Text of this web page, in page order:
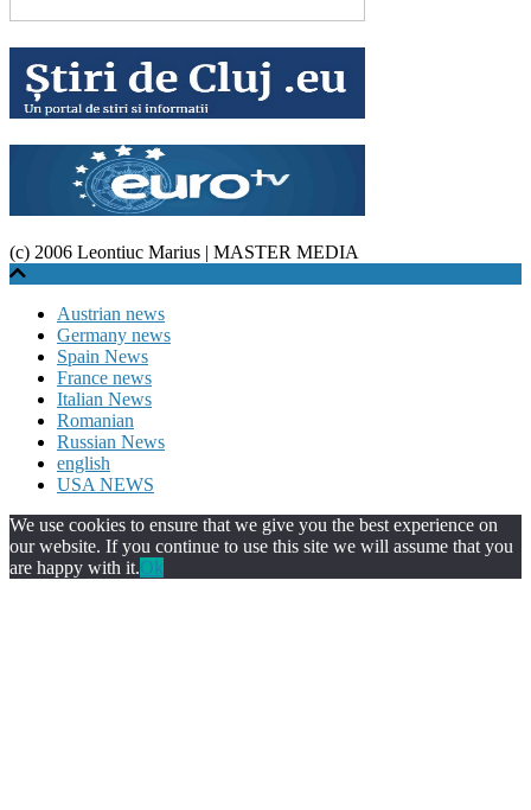
(c) 2006 Leontiuc Marius | MASTER MEDIA
Austrian news
Germany news
Spain News
France news
Italian News
Romanian
Russian News
english
USA NEWS
We use cookies to ensure that we give you the best experience on
our website. If you continue to use this site we will assume that you
are happy with it.Ok